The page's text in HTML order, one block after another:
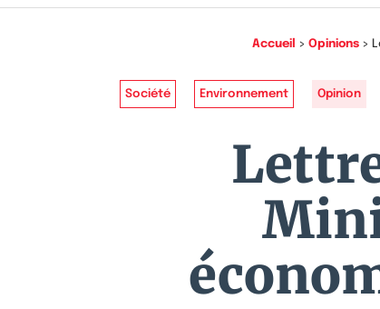
Accueil > Opinions>
Société Environnement Opinion